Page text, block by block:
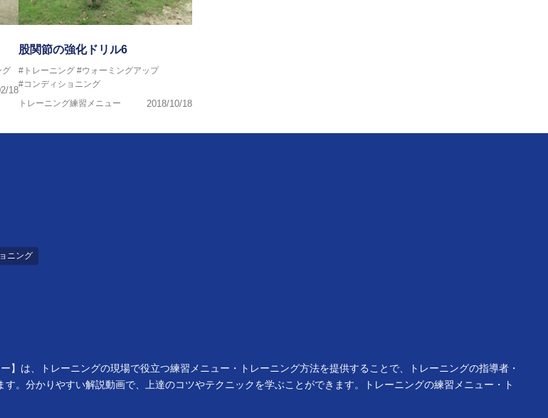
グ
18
股関節の強化ドリル6
#トレーニング #ウォーミングアップ
#コンディショニング
トレーニング練習メニュー
2018/10/18
ニング
は、トレーニングの現場で役立つ練習メニュー・トレーニング方法を提供することで、トレーニングの指導者・
。分かりやすい解説動画で、上達のコツやテクニックを学ぶことができます。トレーニングの練習メニュー・ト